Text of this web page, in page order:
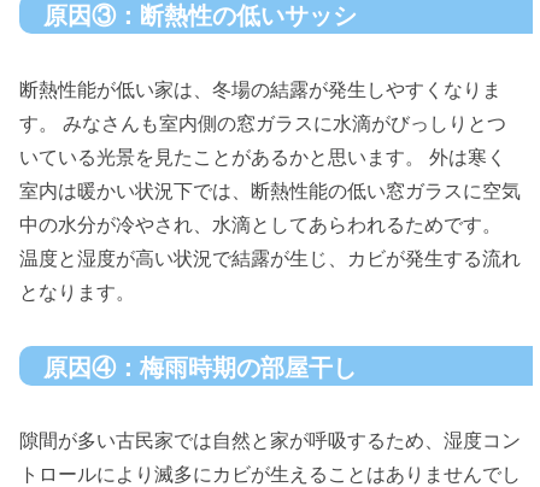
原因③：断熱性の低いサッシ
断熱性能が低い家は、冬場の結露が発生しやすくなりま
す。 みなさんも室内側の窓ガラスに水滴がびっしりとつ
いている光景を見たことがあるかと思います。 外は寒く
室内は暖かい状況下では、断熱性能の低い窓ガラスに空気
中の水分が冷やされ、水滴としてあらわれるためです。
温度と湿度が高い状況で結露が生じ、カビが発生する流れ
となります。
原因④：梅雨時期の部屋干し
隙間が多い古民家では自然と家が呼吸するため、湿度コン
トロールにより滅多にカビが生えることはありませんでし